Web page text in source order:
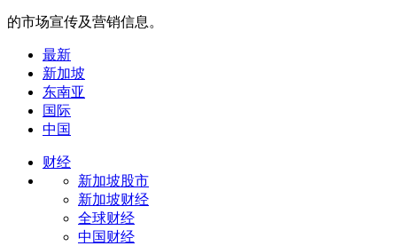
的市场宣传及营销信息。
最新
新加坡
东南亚
国际
中国
财经
新加坡股市
新加坡财经
全球财经
中国财经